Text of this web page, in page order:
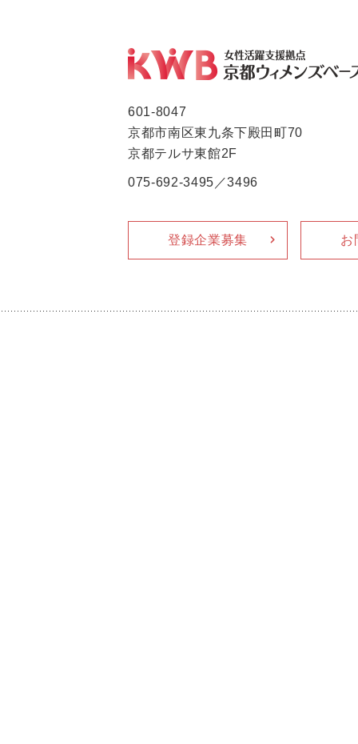
601-8047
京都市南区東九条下殿田町70
京都テルサ東館2F
075-692-3495／3496
登録企業募集 お